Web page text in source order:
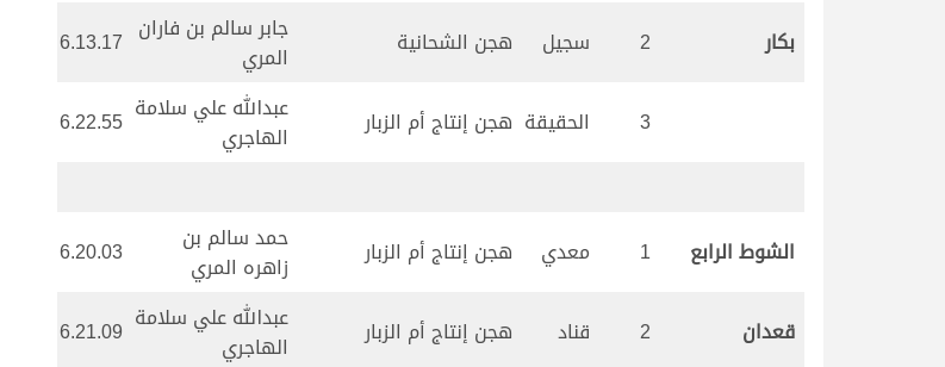
بكار 2 سجيل هجن الشحانية
جابر سالم بن فاران
المري
6.13.17
3 الحقيقة هجن إنتاج أم الزبار
عبدالله علي سلامة
الهاجري
6.22.55
الشوط الرابع 1 معدي هجن إنتاج أم الزبار
حمد سالم بن
زاهره المري
6.20.03
قعدان 2 قناد هجن إنتاج أم الزبار
عبدالله علي سلامة
الهاجري
6.21.09